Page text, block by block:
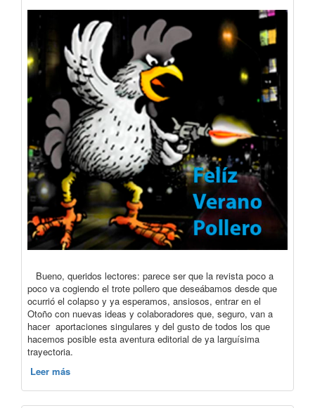
Bueno, queridos lectores: parece ser que la revista poco a
poco va cogiendo el trote pollero que deseábamos desde que
ocurrió el colapso y ya esperamos, ansiosos, entrar en el
Otoño con nuevas ideas y colaboradores que, seguro, van a
hacer aportaciones singulares y del gusto de todos los que
hacemos posible esta aventura editorial de ya larguísima
trayectoria.
Leer más